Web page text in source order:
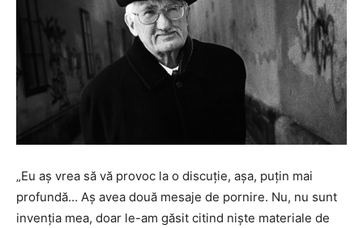
„Eu aș vrea să vă provoc la o discuție, așa, puțin mai
profundă… Aș avea două mesaje de pornire. Nu, nu sunt
invenția mea, doar le-am găsit citind niște materiale de